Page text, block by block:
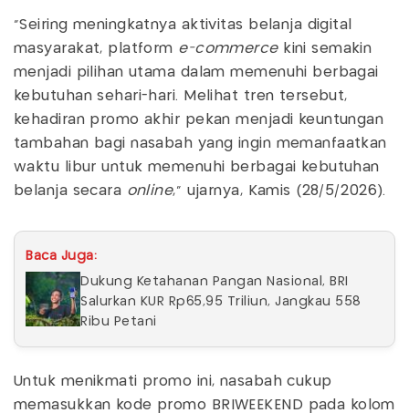
“Seiring meningkatnya aktivitas belanja digital
masyarakat, platform e-commercekini semakin
menjadi pilihan utama dalam memenuhi berbagai
kebutuhan sehari-hari. Melihat tren tersebut,
kehadiran promo akhir pekan menjadi keuntungan
tambahan bagi nasabah yang ingin memanfaatkan
waktu libur untuk memenuhi berbagai kebutuhan
belanja secara online,” ujarnya, Kamis (28/5/2026).
Baca Juga:
Dukung Ketahanan Pangan Nasional, BRI
Salurkan KUR Rp65,95 Triliun, Jangkau 558
Ribu Petani
Untuk menikmati promo ini, nasabah cukup
memasukkan kode promo BRIWEEKEND pada kolom